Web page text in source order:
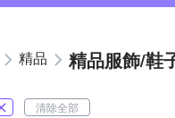
精品 精品服飾/鞋
清除全部